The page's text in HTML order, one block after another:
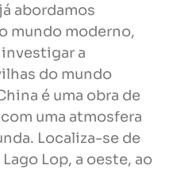
abordamos
mundo moderno,
a
do mundo
é uma obra de
uma atmosfera
Localiza-se de
Lop, a oeste, ao